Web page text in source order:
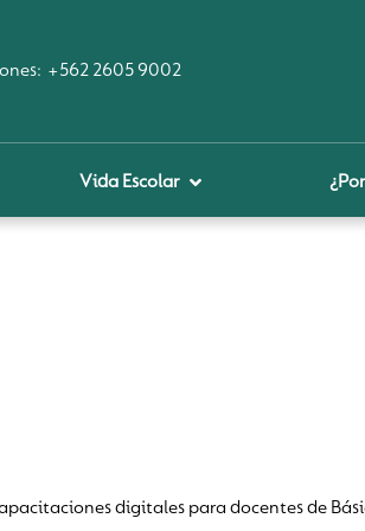
+562 2605 9002
Vida Escolar
digitales para docentes de